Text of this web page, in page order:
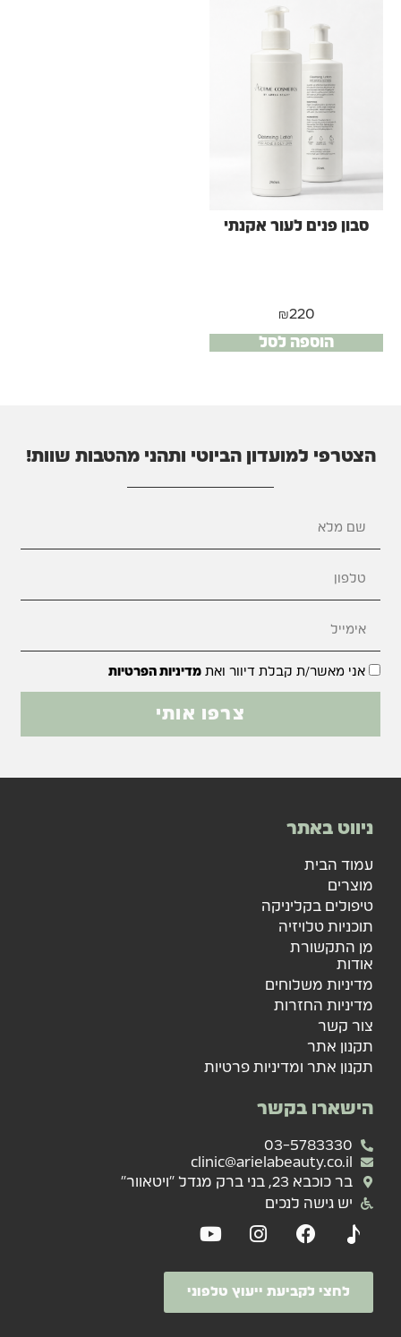
סבון פנים לעור אקנתי
₪220
הוספה לסל
הצטרפי למועדון הביוטי ותהני מהטבות שוות!
אני מאשר/ת קבלת דיוור ואתמדיניות הפרטיות
צרפו אותי
ניווט באתר
עמוד הבית
מוצרים
טיפולים בקליניקה
תוכניות טלויזיה
מן התקשורת
אודות
מדיניות משלוחים
מדיניות החזרות
צור קשר
תקנון אתר
תקנון אתר ומדיניות פרטיות
הישארו בקשר
03-5783330
clinic@arielabeauty.co.il
בר כוכבא 23, בני ברק מגדל "ויטאוור"
יש גישה לנכים
לחצי לקביעת ייעוץ טלפוני